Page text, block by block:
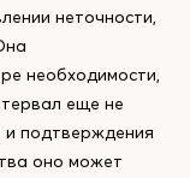
неточности,
необходимости,
еще не
и подтверждения
оно может